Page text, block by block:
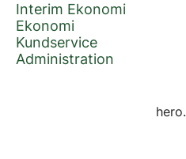
Interim Ekonomi
Ekonomi
Kundservice
Administration